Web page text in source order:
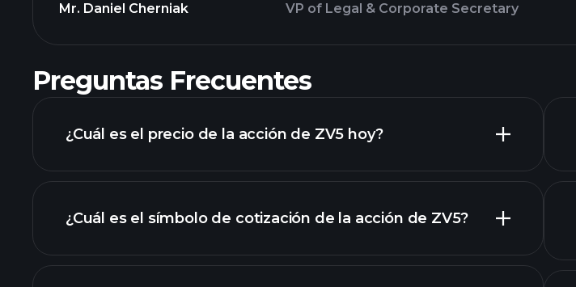
Mr. Daniel Cherniak VP of Legal & Corporate Secretary
Preguntas Frecuentes
¿Cuál es el precio de la acción de ZV5 hoy?
avanzado
¿Cuál es el símbolo de cotización de la acción de ZV5?